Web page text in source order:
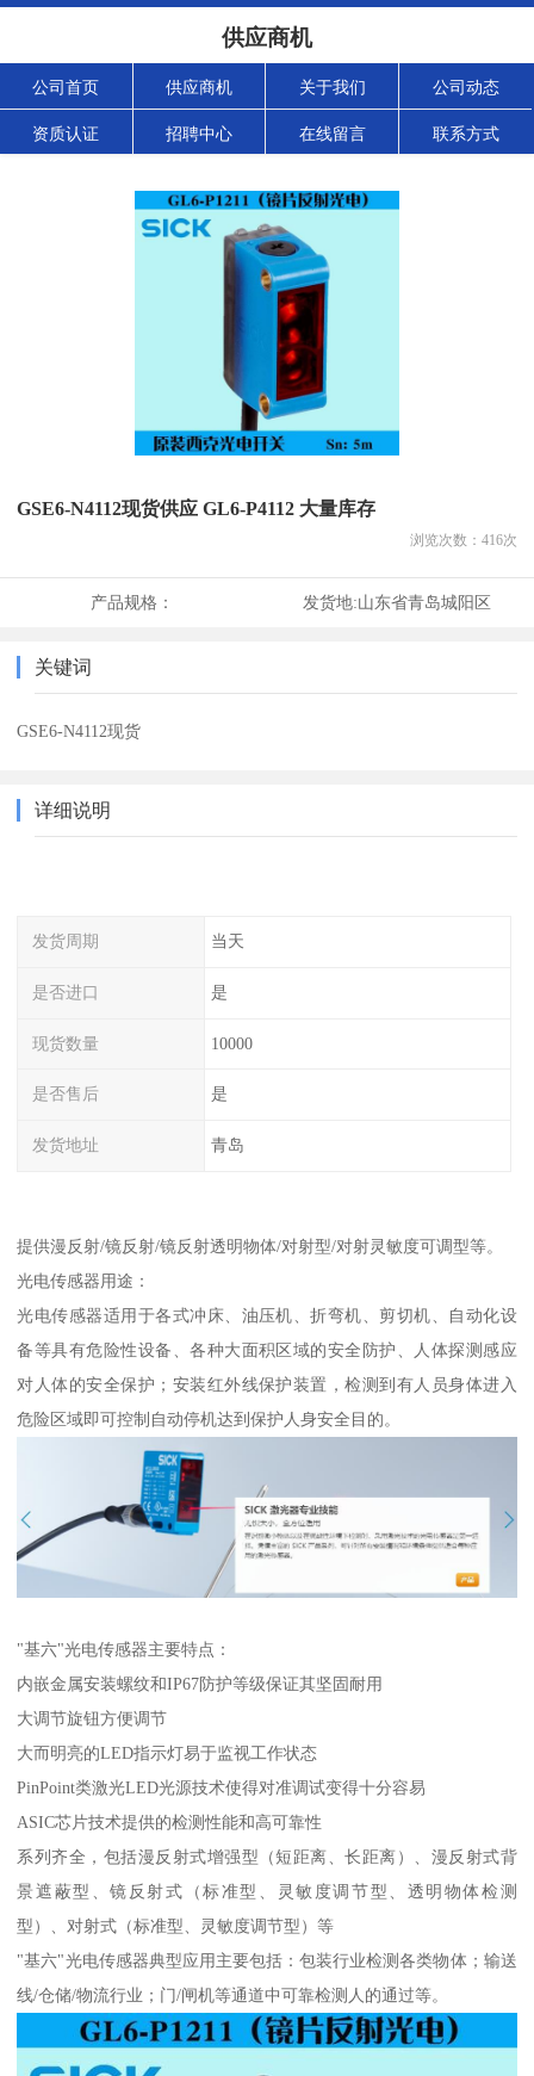
供应商机
公司首页 供应商机 关于我们 公司动态
资质认证 招聘中心 在线留言 联系方式
GSE6-N4112现货供应 GL6-P4112 大量库存
浏览次数： 416次
产品规格： 发货地:山东省青岛城阳区
关键词
GSE6-N4112现货
详细说明
发货周期 当天
是否进口 是
现货数量 10000
是否售后 是
发货地址 青岛
提供漫反射/镜反射/镜反射透明物体/对射型/对射灵敏度可调型等。
光电传感器用途：
光电传感器适用于各式冲床、油压机、折弯机、剪切机、自动化设
备等具有危险性设备、各种大面积区域的安全防护、人体探测感应
对人体的安全保护；安装红外线保护装置，检测到有人员身体进入
危险区域即可控制自动停机达到保护人身安全目的。
"基六"光电传感器主要特点：
内嵌金属安装螺纹和IP67防护等级保证其坚固耐用
大调节旋钮方便调节
大而明亮的LED指示灯易于监视工作状态
PinPoint类激光LED光源技术使得对准调试变得十分容易
ASIC芯片技术提供的检测性能和高可靠性
系列齐全，包括漫反射式增强型（短距离、长距离）、漫反射式背
景遮蔽型、镜反射式（标准型、灵敏度调节型、透明物体检测
型）、对射式（标准型、灵敏度调节型）等
"基六"光电传感器典型应用主要包括：包装行业检测各类物体；输送
线/仓储/物流行业；门/闸机等通道中可靠检测人的通过等。